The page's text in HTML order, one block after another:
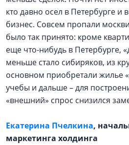
кто давно осел в Петербурге и
бизнес. Совсем пропали
было так принято: кроме
еще что-нибудь в Петербурге,
меньше стало сибиряков, из
основном приобретали жилье
учебы и дальше – для
«внешний» спрос снизился
Екатерина Пчелкина,
маркетинга холдинга